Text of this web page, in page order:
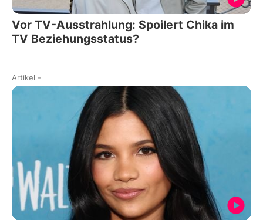
Vor TV-Ausstrahlung: Spoilert Chika im
TV Beziehungsstatus?
Artikel -